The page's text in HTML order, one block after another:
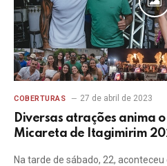
COBERTURAS 27 de abril de 2023
Diversas atrações anima
Micareta de Itagimirim
Na tarde de sábado, 22,